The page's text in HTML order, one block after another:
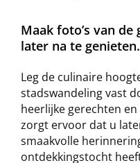
Maak foto’s van
later na te genieten.
Leg de culinaire
stadswandeling vast
heerlijke gerechten
zorgt ervoor dat u
smaakvolle
ontdekkingstocht